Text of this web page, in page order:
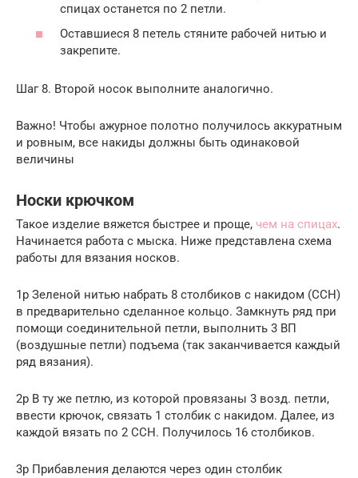
спицах останется по 2 петли.
Оставшиеся 8 петель стяните рабочей нитью и
закрепите.
Шаг 8. Второй носок выполните аналогично.
Важно! Чтобы ажурное полотно получилось аккуратным
и ровным, все накиды должны быть одинаковой
величины
Носки крючком
Такое изделие вяжется быстрее и проще, чем на спицах.
Начинается работа с мыска. Ниже представлена схема
работы для вязания носков.
1р Зеленой нитью набрать 8 столбиков с накидом (ССН)
в предварительно сделанное кольцо. Замкнуть ряд при
помощи соединительной петли, выполнить 3 ВП
(воздушные петли) подъема (так заканчивается каждый
ряд вязания).
2р В ту же петлю, из которой провязаны 3 возд. петли,
ввести крючок, связать 1 столбик с накидом. Далее, из
каждой вязать по 2 ССН. Получилось 16 столбиков.
3р Прибавления делаются через один столбик